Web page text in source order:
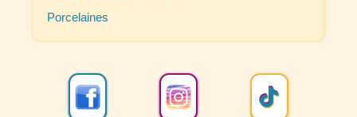
Porcelaines